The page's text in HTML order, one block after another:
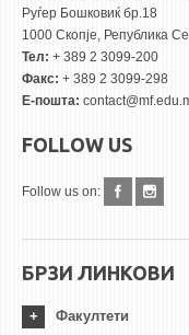
Руѓер Бошковиќ бр.18
1000 Скопје, Република
Тел: + 389 2 3099-200
Факс: + 389 2 3099-298
Е-пошта:
FOLLOW US
Follow us on:
БРЗИ ЛИНКОВИ
Факултети